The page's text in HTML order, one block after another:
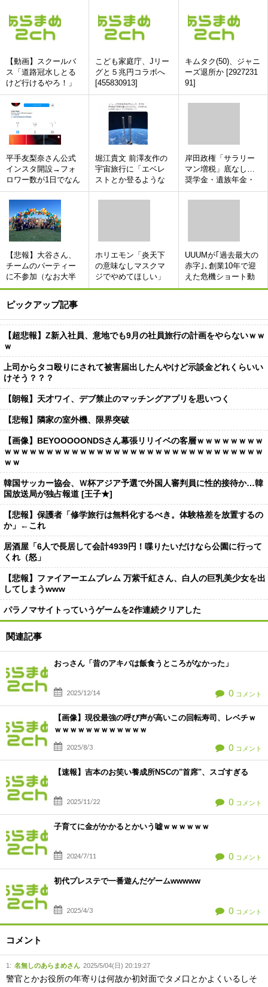
wwwwwwwwwwwwww
w
【動画】スクールバ
ス「道路冠水しとる
けど行けるやろ！」
→15人死亡
こども家庭庁、Jリー
グと５兆円コラボへ
[455830913]
キムタク(50)、ジャニ
ーズ退所か [2927231
91]
平手友梨奈さん公式
インスタ開設→フォ
ロワー数が1日でなん
と！なんと…！
堀江貴文 前澤友作の
宇宙旅行に「エベレ
ストとか登るような
もんでしょ 金さえ
払えば誰でも行ける
岸田政権「サラリー
マン増税」底なし…
奨学金・遺族年金・
失業等給付もリスト
アップ [156193805]
【悲報】大谷さん、
チームのパーティー
に不参加（なお大半
の選手が参加した模
様）
ホリエモン「炎天下
の意味なしマスクマ
ジでやめてほしい」
[837857943]
UUUMが｢過去最大の
赤字｣､創業10年で迎
えた危機ショート動
画拡大が逆風に､決死
ピックアップ記事
【超悲報】Z新入社員、意地でも9月の社員旅行の計画をやらないｗｗ
ｗ
上司からタコ殴りにされて被害届出したんやけど示談金どれくらいい
けそう？？？
【朗報】天才ワイ、デブ禁止のマッチングアプリを思いつく
【悲報】隣家の室外機、限界突破
【画像】BEYOOOOONDSさん幕張リリイベの客層ｗｗｗｗｗｗｗｗ
ｗｗｗｗｗｗｗｗｗｗｗｗｗｗｗｗｗｗｗｗｗｗｗｗｗｗｗｗｗｗｗ
ｗｗ
韓国サッカー協会、Ｗ杯アジア予選で外国人審判員に性的接待か…韓
国放送局が独占報道 [王子★]
【悲報】保護者「修学旅行は無料化するべき。体験格差を放置するの
か」←これ
居酒屋「6人で長居して会計4939円！喋りたいだけなら公園に行って
くれ（怒」
【悲報】ファイアーエムブレム 万紫千紅さん、白人の巨乳美少女を出
してしまうwww
パラノマサイトっていうゲームを2作連続クリアした
関連記事
おっさん「昔のアキバは飯食うところがなかった」
2025/12/14 0 コメント
【画像】現役最強の呼び声が高いこの回転寿司、レベチｗ
ｗｗｗｗｗｗｗｗｗｗｗｗ
2025/8/3 0 コメント
【速報】吉本のお笑い養成所NSCの"首席"、スゴすぎる
2025/11/22 0 コメント
子育てに金がかかるとかいう嘘ｗｗｗｗｗｗ
2024/7/11 0 コメント
初代プレステで一番遊んだゲームwwwww
2025/4/3 0 コメント
コメント
1 : 名無しのあらまめさん 2025/5/04(日) 20:19:27
警官とかお役所の年寄りは何故か初対面でタメ口とかよくいるしそ